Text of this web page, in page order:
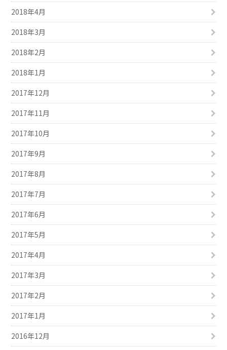
2018年4月
2018年3月
2018年2月
2018年1月
2017年12月
2017年11月
2017年10月
2017年9月
2017年8月
2017年7月
2017年6月
2017年5月
2017年4月
2017年3月
2017年2月
2017年1月
2016年12月